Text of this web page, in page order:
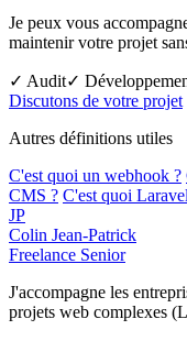
Je peux vous
maintenir votre projet
✓ Audit✓
Discutons de votre projet
Autres définitions utiles
C'est quoi un webhook ?
CMS ? C'est quoi
JP
Colin Jean-Patrick
Freelance Senior
J'accompagne les
projets web complexes